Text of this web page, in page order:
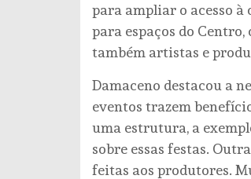
para ampliar o acesso à
para espaços do
também artistas e
Damaceno destacou a
eventos trazem
uma estrutura, a
sobre essas festas.
feitas aos produtores.